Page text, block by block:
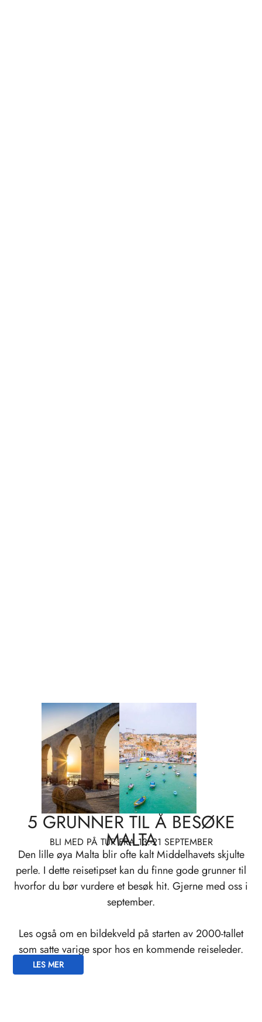
5 GRUNNER TIL Å BESØKE
MALTA
BLI MED PÅ TUR FRA 13.-21 SEPTEMBER
Den lille øya Malta blir ofte kalt Middelhavets skjulte
perle. I dette reisetipset kan du finne gode grunner til
hvorfor du bør vurdere et besøk hit. Gjerne med oss i
september.
Les også om en bildekveld på starten av 2000-tallet
som satte varige spor hos en kommende reiseleder.
LES MER